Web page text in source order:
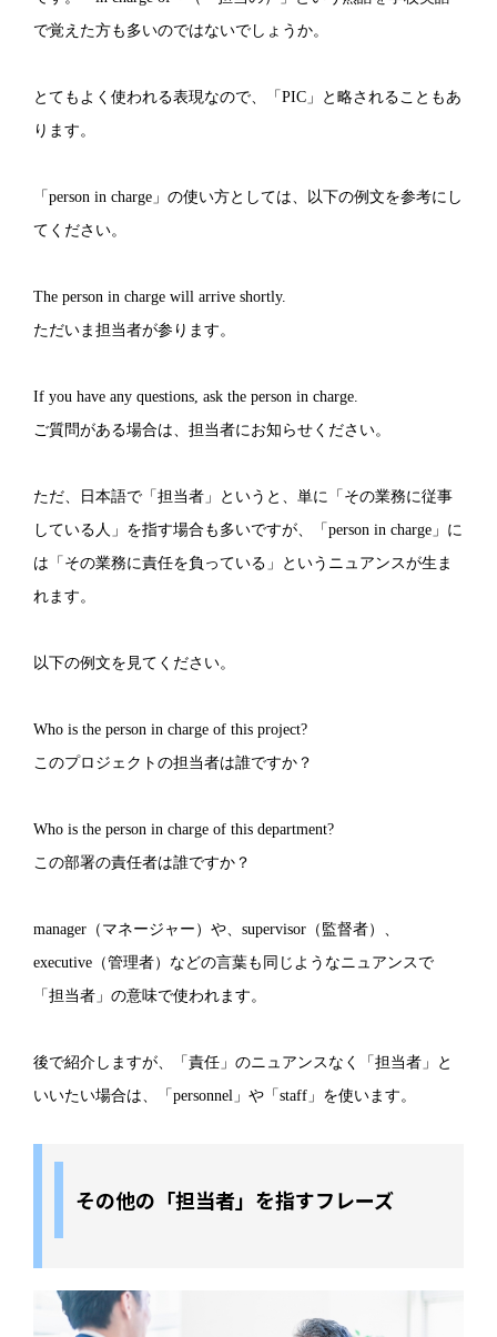
で覚えた方も多いのではないでしょうか。
とてもよく使われる表現なので、「PIC」と略されることもあ
ります。
「person in charge」の使い方としては、以下の例文を参考にし
てください。
The person in charge will arrive shortly.
ただいま担当者が参ります。
If you have any questions, ask the person in charge.
ご質問がある場合は、担当者にお知らせください。
ただ、日本語で「担当者」というと、単に「その業務に従事
している人」を指す場合も多いですが、「person in charge」に
は「その業務に責任を負っている」というニュアンスが生ま
れます。
以下の例文を見てください。
Who is the person in charge of this project?
このプロジェクトの担当者は誰ですか？
Who is the person in charge of this department?
この部署の責任者は誰ですか？
manager（マネージャー）や、supervisor（監督者）、
executive（管理者）などの言葉も同じようなニュアンスで
「担当者」の意味で使われます。
後で紹介しますが、「責任」のニュアンスなく「担当者」と
いいたい場合は、「personnel」や「staff」を使います。
その他の「担当者」を指すフレーズ